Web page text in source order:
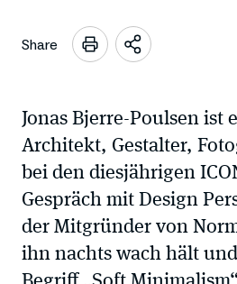
Share
Sharing
Jonas Bjerre-Poulsen ist
Architekt, Gestalter,
bei den diesjährigen
Gespräch mit Design
der Mitgründer von
ihn nachts wach hält